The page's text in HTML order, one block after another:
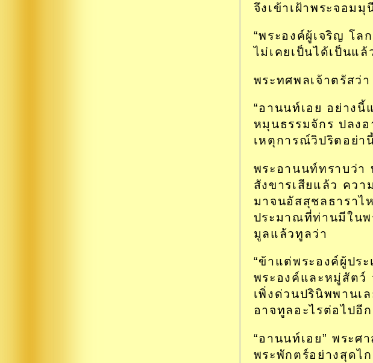
จึงเข้าเฝ้าพระจอม
“พระองค์ผู้เจริญ โล
ไม่เคยเป็นได้เป็นแล้
พระทศพลเจ้าตรัสว่า
“อานนท์เอย อย่าง
หมุนธรรมจักร ปลง
เหตุการณ์วิปริตอย่า
พระอานนท์ทราบว่า
สังขารเสียแล้ว ควา
มาจนอัสสุชลธาราไ
ประมาณที่ท่านมีในพ
มูลแล้วทูลว่า
“ข้าแต่พระองค์ผู้ปร
พระองค์และหมู่สัตว์
เพิ่งด่วนปรินิพพานเ
อาจทูลอะไรต่อไปอี
“อานนท์เอย” พระศ
พระพักตร์อย่างสุดไ